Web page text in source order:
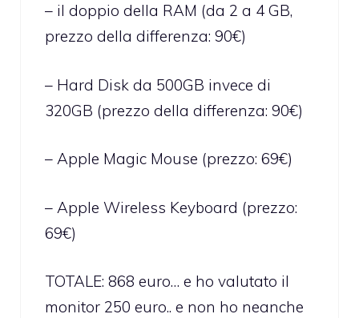
– il doppio della RAM (da 2 a 4 GB,
prezzo della differenza: 90€)
– Hard Disk da 500GB invece di
320GB (prezzo della differenza: 90€)
– Apple Magic Mouse (prezzo: 69€)
– Apple Wireless Keyboard (prezzo:
69€)
TOTALE: 868 euro… e ho valutato il
monitor 250 euro.. e non ho neanche